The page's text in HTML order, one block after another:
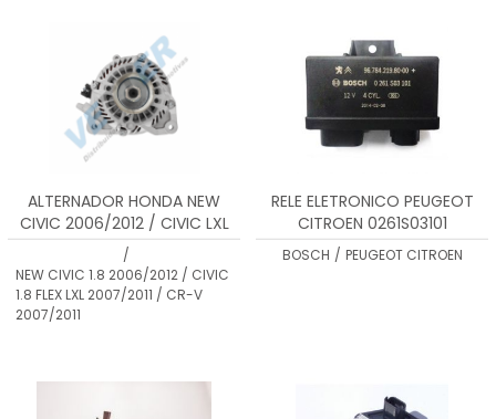
ALTERNADOR HONDA NEW
CIVIC 2006/2012 / CIVIC LXL
2007/2011 / CR-V 2007/2011
/
NEW CIVIC 1.8 2006/2012 / CIVIC
1.8 FLEX LXL 2007/2011 / CR-V
2007/2011
RELE ELETRONICO PEUGEOT
CITROEN 0261S03101
BOSCH / PEUGEOT CITROEN